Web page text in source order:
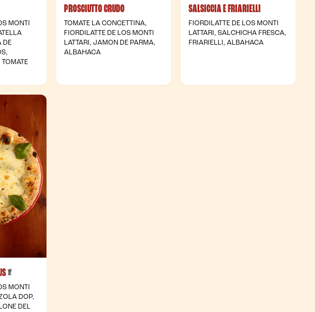
MONTI
DE
TOMATE
PROSCIUTTO CRUDO
TOMATE LA CONCETTINA,
FIORDILATTE DE LOS MONTI
LATTARI, JAMON DE PARMA,
ALBAHACA
SALSICCIA E FRIARIELLI
FIORDILATTE DE LOS MONTI
LATTARI, SALCHICHA FRESCA,
FRIARIELLI, ALBAHACA
🥬
MONTI
DOP,
DEL